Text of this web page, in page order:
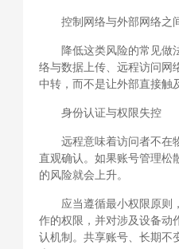
控制网络与外部网络之
降低这类风险的常见做
络与数据上传、远程访问网
中转，而不是让外部直接触
身份认证与权限失控
远程意味着访问者不在
直观确认。如果账号管理松
的风险就会上升。
应当遵循最小权限原则
作的权限，并对涉及设备动
认机制。共享账号、长期不